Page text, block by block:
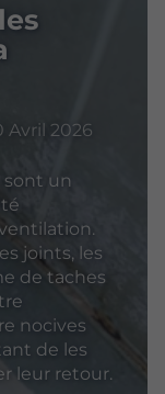
Avril 2026
sont un
joints, les
de taches
nocives
de les
leur retour.